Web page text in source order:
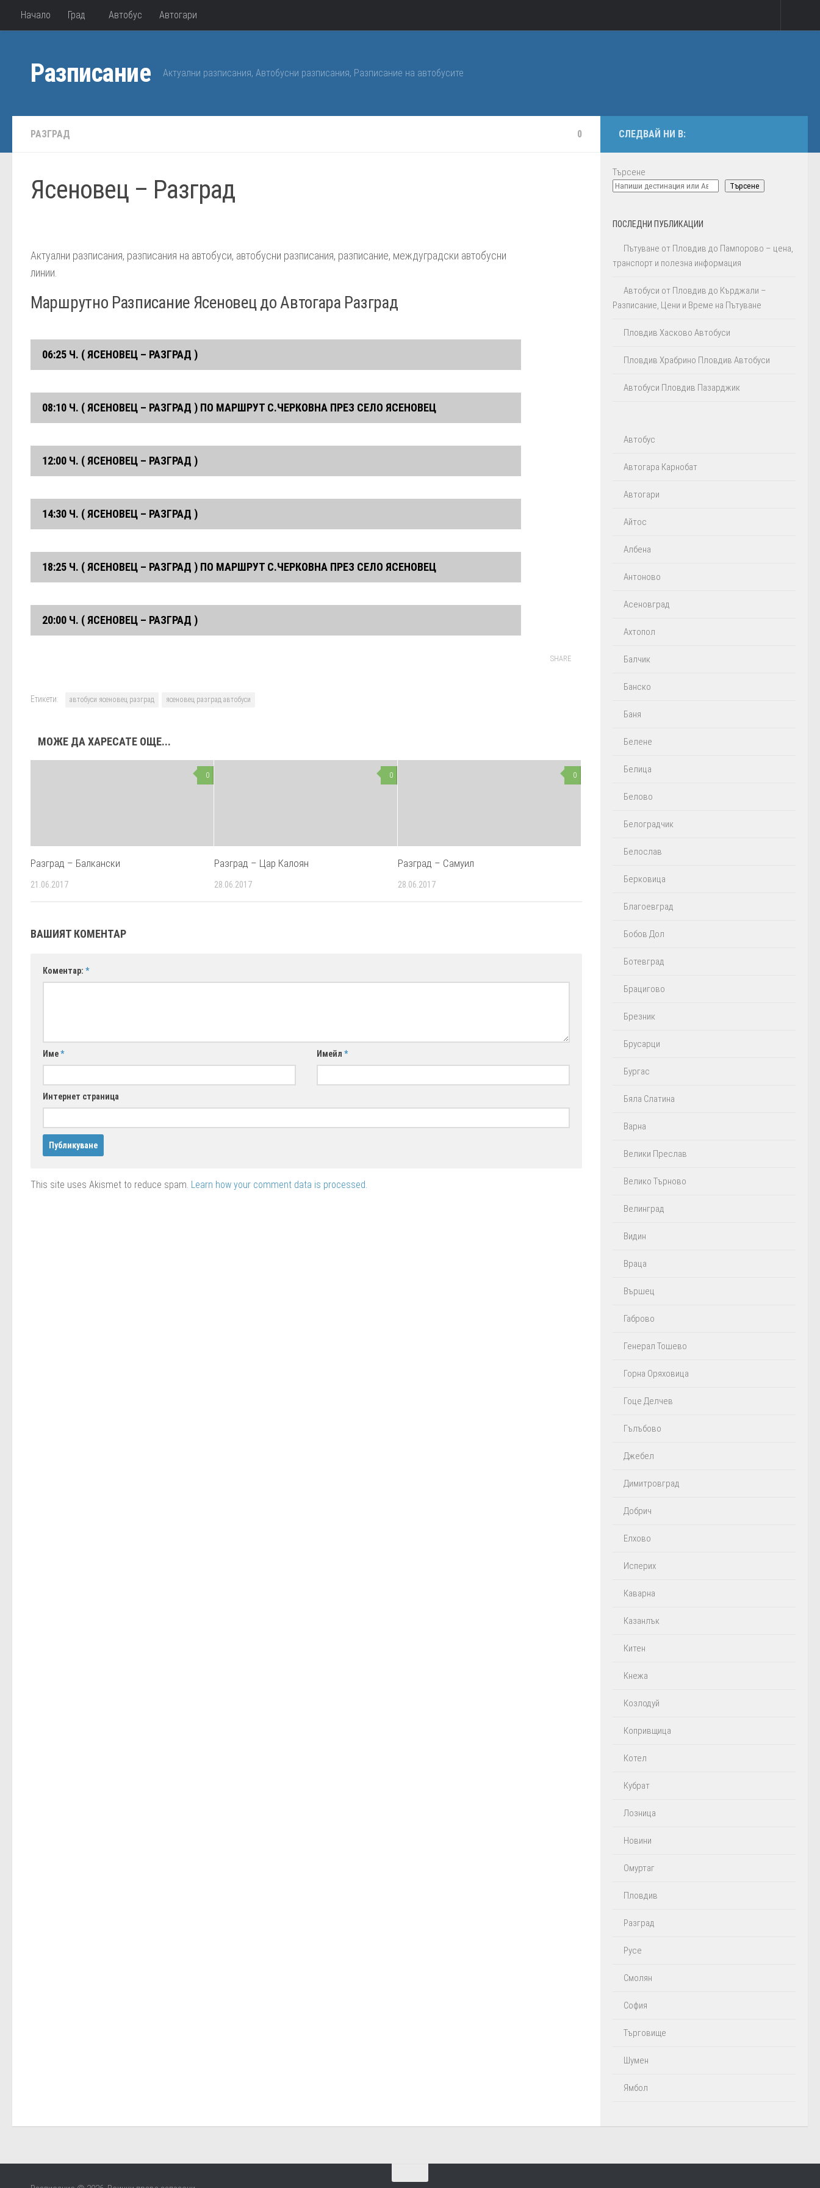
Към съдържанието
Начало Град Автобус Автогари
Разписание Актуални разписания, Автобусни разписания, Разписание на автобусите
РАЗГРАД 0
Ясеновец – Разград
Aктуални разписания, разписания на автобуси, автобусни разписания, разписание, междуградски автобусни
линии.
Маршрутно Разписание Ясеновец до Автогара Разград
06:25 Ч. ( ЯСЕНОВЕЦ – РАЗГРАД )
Автогара Разград
08:10 Ч. ( ЯСЕНОВЕЦ – РАЗГРАД ) ПО МАРШРУТ С.ЧЕРКОВНА ПРЕЗ СЕЛО ЯСЕНОВЕЦ
Автогара Разград
12:00 Ч. ( ЯСЕНОВЕЦ – РАЗГРАД )
Автогара Разград
14:30 Ч. ( ЯСЕНОВЕЦ – РАЗГРАД )
Автогара Разград
18:25 Ч. ( ЯСЕНОВЕЦ – РАЗГРАД ) ПО МАРШРУТ С.ЧЕРКОВНА ПРЕЗ СЕЛО ЯСЕНОВЕЦ
Автогара Разград
20:00 Ч. ( ЯСЕНОВЕЦ – РАЗГРАД )
SHARE
Етикети: автобуси ясеновец разград ясеновец разград автобуси
МОЖЕ ДА ХАРЕСАТЕ ОЩЕ...
0
Разград – Балкански
21.06.2017
0
Разград – Цар Калоян
28.06.2017
0
Разград – Самуил
28.06.2017
ВАШИЯТ КОМЕНТАР
Коментар: *
Име* Имейл*
Интернет страница
This site uses Akismet to reduce spam. Learn how your comment data is processed.
СЛЕДВАЙ НИ В:
Търсене
Търсене
ПОСЛЕДНИ ПУБЛИКАЦИИ
Пътуване от Пловдив до Пампорово – цена,
транспорт и полезна информация
Автобуси от Пловдив до Кърджали –
Разписание, Цени и Време на Пътуване
Пловдив Хасково Автобуси
Пловдив Храбрино Пловдив Автобуси
Автобуси Пловдив Пазарджик
Автобус
Автогара Карнобат
Автогари
Айтос‎
Албена
Антоново
Асеновград
Ахтопол
Балчик
Банско
Баня
Белене
Белица
Белово
Белоградчик
Белослав
Берковица
Благоевград
Бобов Дол
Ботевград
Брацигово
Брезник
Брусарци
Бургас
Бяла Слатина
Варна
Велики Преслав
Велико Търново
Велинград
Видин
Враца
Вършец
Габрово
Генерал Тошево
Горна Оряховица
Гоце Делчев
Гълъбово
Джебел
Димитровград
Добрич
Елхово
Исперих
Каварна
Казанлък
Китен
Кнежа
Козлодуй
Копривщица
Котел
Кубрат
Лозница
Новини
Омуртаг
Пловдив
Разград
Русе
Смолян
София
Търговище
Шумен
Ямбол